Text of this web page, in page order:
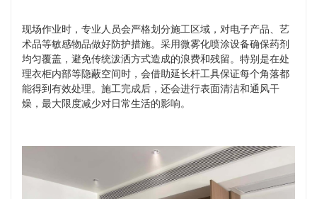
现场作业时，专业人员会严格划分施工区域，对电子产品、艺
术品等敏感物品做好防护措施。采用微雾化喷涂设备确保药剂
均匀覆盖，避免传统泼洒方式造成的浪费和残留。特别是在处
理衣柜内部等隐蔽空间时，会借助延长杆工具保证每个角落都
能得到有效处理。施工完成后，还会进行表面清洁和通风干
燥，最大限度减少对日常生活的影响。